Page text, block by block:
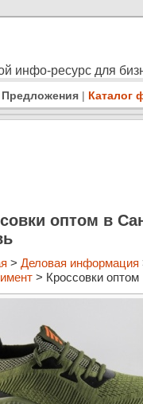
инфо-ресурс для
Предложения | Каталог
оптом в
> Деловая информация
> Кроссовки